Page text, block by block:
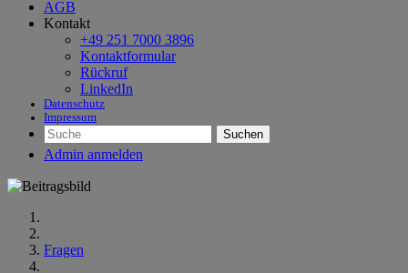
AGB
Kontakt
+49 251 7000 3896
Kontaktformular
Rückruf
LinkedIn
Datenschutz
Impressum
Suchen
Admin anmelden
Fragen